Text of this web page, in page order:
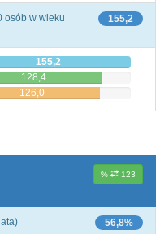
155,2
osób w wieku
155,2
128,4
126,0
% 123
56,8%